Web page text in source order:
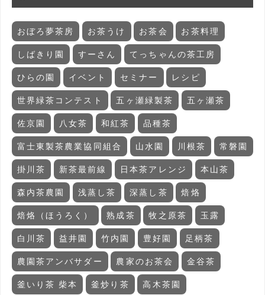
おぼろ夢茶房 お茶うけ お茶会 お茶料理
しばきり園 すーさん てっちゃんの茶工房
ひらの園 イベント セミナー レシピ
世界緑茶コンテスト 五ヶ瀬緑製茶 五ヶ瀬茶
佐京園 八女茶 和紅茶 品種茶
富士東製茶農業協同組合 山水園 川根茶 常磐園
掛川茶 新茶最前線 日本茶アレンジ 本山茶
森内茶農園 浅蒸し茶 深蒸し茶 焙烙
焙烙（ほうろく） 熟成茶 牧之原茶 玉露
白川茶 益井園 竹内園 豊好園 足柄茶
農園茶アンバサダー 農家のお茶会 金谷茶
釜いり茶 柴本 釜炒り茶 高木茶園